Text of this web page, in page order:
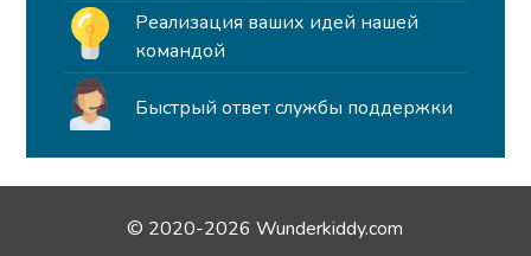
Реализация ваших идей нашей
командой
Быстрый ответ службы поддержки
© 2020-2026 Wunderkiddy.com